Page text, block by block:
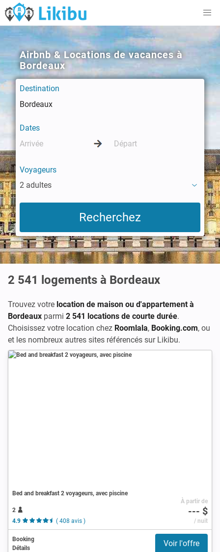
Airbnb & Locations de vacances à
Bordeaux
Destination
Dates
Voyageurs
2 adultes
2 541 logements à Bordeaux
Trouvez votre location de maison ou d'appartement à
Bordeaux parmi 2 541 locations de courte durée.
Choisissez votre location chez Roomlala, Booking.com, ou
et les nombreux autres sites référencés sur Likibu.
Bed and breakfast 2 voyageurs, avec piscine
2
4.9
( 408 avis )
À partir de
--- $
/ nuit
Booking
Détails
Voir l'offre